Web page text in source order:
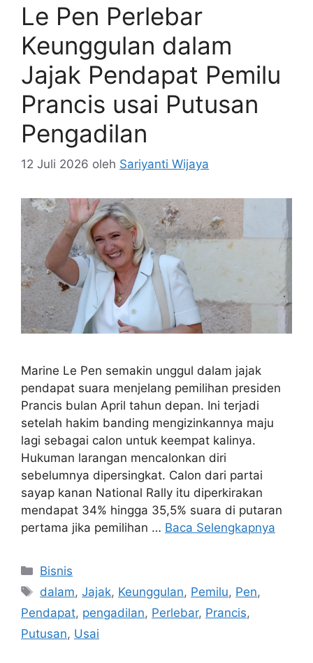
Le Pen Perlebar
Keunggulan dalam
Jajak Pendapat Pemilu
Prancis usai Putusan
Pengadilan
12 Juli 2026 oleh Sariyanti Wijaya
Marine Le Pen semakin unggul dalam jajak
pendapat suara menjelang pemilihan presiden
Prancis bulan April tahun depan. Ini terjadi
setelah hakim banding mengizinkannya maju
lagi sebagai calon untuk keempat kalinya.
Hukuman larangan mencalonkan diri
sebelumnya dipersingkat. Calon dari partai
sayap kanan National Rally itu diperkirakan
mendapat 34% hingga 35,5% suara di putaran
pertama jika pemilihan … Baca Selengkapnya
Kategori
Bisnis
Tag
dalam,Jajak, Keunggulan, Pemilu, Pen,
Pendapat, pengadilan, Perlebar, Prancis,
Putusan, Usai